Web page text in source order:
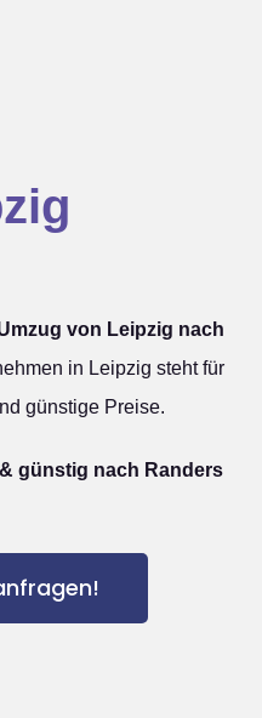
von Leipzig nach
in Leipzig steht für
günstige Preise.
günstig nach Randers